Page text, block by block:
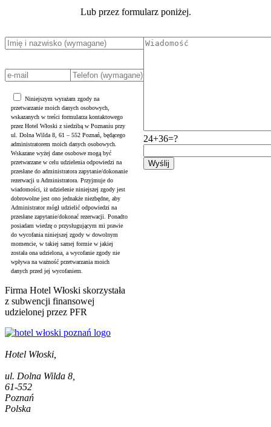
Lub przez formularz poniżej.
Niniejszym wyrażam zgody na
przetwarzanie moich danych osobowych,
wskazanych w treści formularza kontaktowego
przez Hotel Włoski z siedzibą w Poznaniu przy
ul. Dolna Wilda 8, 61 – 552 Poznań, będącego
administratorem moich danych osobowych.
Wskazane wyżej dane osobowe mogą być
przetwarzane w celu udzielenia odpowiedzi na
przesłane do administratora zapytanie/dokonanie
rezerwacji u Administratora. Przyjmuje do
wiadomości, iż udzielenie niniejszej zgody jest
dobrowolne jest ono jednakże niezbędne, aby
Administrator mógł udzielić odpowiedzi na
przesłane zapytanie/dokonać rezerwacji. Ponadto
posiadam wiedzę o przysługującym mi prawie
do wycofania niniejszej zgody w dowolnym
momencie, w takiej samej formie w jakiej
została ona udzielona, a wycofanie zgody nie
wpływa na ważność przetwarzania moich
danych przed jej wycofaniem.
Firma Hotel Włoski skorzystała
z subwencji finansowej
udzielonej przez PFR
24+36=?
Hotel Włoski,
ul. Dolna Wilda 8,
61-552
Poznań
Polska